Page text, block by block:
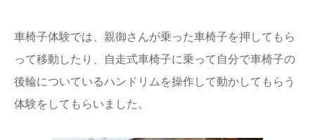
車椅子体験では、親御さんが乗った車椅子を押してもら
って移動したり、自走式車椅子に乗って自分で車椅子の
後輪についているハンドリムを操作して動かしてもらう
体験をしてもらいました。